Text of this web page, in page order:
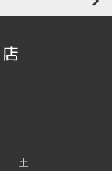
土